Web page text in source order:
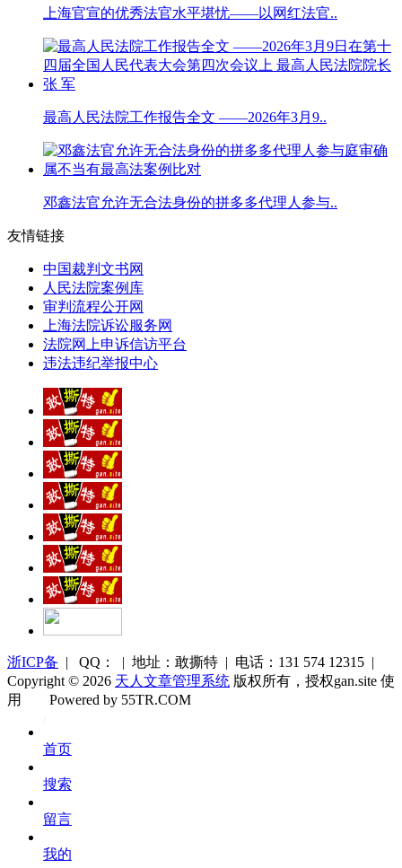
上海官宣的优秀法官水平堪忧——以网红法官..
最高人民法院工作报告全文 ——2026年3月9..
邓鑫法官允许无合法身份的拼多多代理人参与..
友情链接
中国裁判文书网
人民法院案例库
审判流程公开网
上海法院诉讼服务网
法院网上申诉信访平台
违法违纪举报中心
浙ICP备 | QQ： | 地址：敢撕特 | 电话：131 574 12315 |
Copyright © 2026 天人文章管理系统 版权所有，授权gan.site 使
用
库
Powered by 55TR.COM
首页
搜索
留言
我的